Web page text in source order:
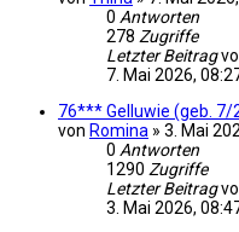
0 Antworten
278 Zugriffe
Letzter Beitrag
7. Mai 2026,
76*** Gelluwie (geb. 7/
von Romina » 3. Mai
0 Antworten
1290 Zugriffe
Letzter Beitrag
3. Mai 2026,